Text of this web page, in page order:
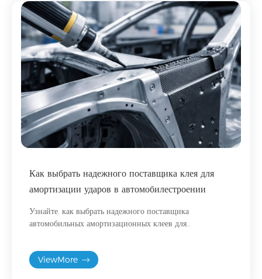
Как выбрать надежного поставщика клея для
амортизации ударов в автомобилестроении
Узнайте, как выбрать надежного поставщика
автомобильных амортизационных клеев для
ViewMore